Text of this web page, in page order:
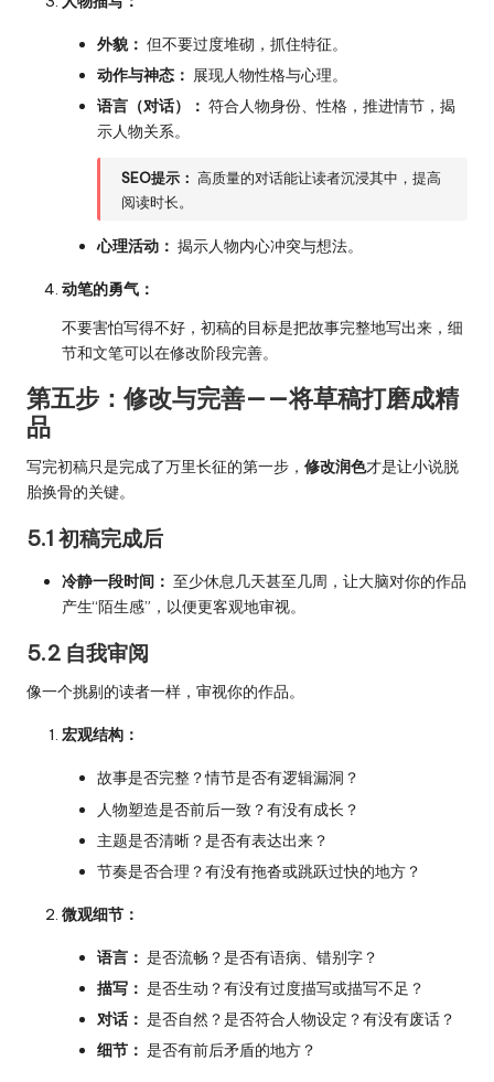
外貌： 但不要过度堆砌，抓住特征。
动作与神态： 展现人物性格与心理。
语言（对话）： 符合人物身份、性格，推进情节，揭
示人物关系。
SEO提示： 高质量的对话能让读者沉浸其中，提高
阅读时长。
心理活动： 揭示人物内心冲突与想法。
动笔的勇气：
不要害怕写得不好，初稿的目标是把故事完整地写出来，细
节和文笔可以在修改阶段完善。
第五步：修改与完善——将草稿打磨成精
品
写完初稿只是完成了万里长征的第一步， 修改润色才是让小说脱
胎换骨的关键。
5.1 初稿完成后
冷静一段时间： 至少休息几天甚至几周，让大脑对你的作品
产生“陌生感”，以便更客观地审视。
5.2 自我审阅
像一个挑剔的读者一样，审视你的作品。
宏观结构：
故事是否完整？情节是否有逻辑漏洞？
人物塑造是否前后一致？有没有成长？
主题是否清晰？是否有表达出来？
节奏是否合理？有没有拖沓或跳跃过快的地方？
微观细节：
语言： 是否流畅？是否有语病、错别字？
描写： 是否生动？有没有过度描写或描写不足？
对话： 是否自然？是否符合人物设定？有没有废话？
细节： 是否有前后矛盾的地方？